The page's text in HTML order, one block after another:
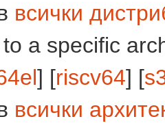
всички
a specific
] [riscv64] [
всички